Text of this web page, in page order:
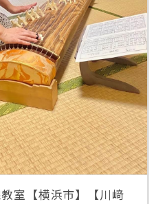
室【横浜市】【川﨑